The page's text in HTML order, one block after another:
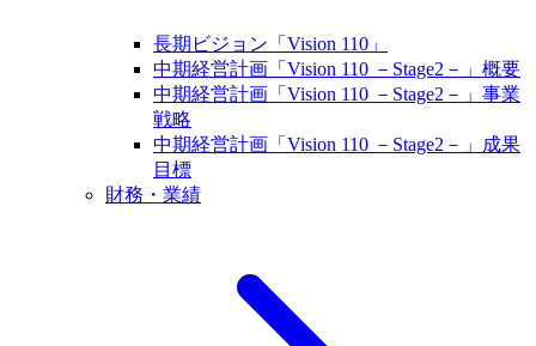
長期ビジョン「Vision 110」
中期経営計画「Vision 110 －Stage2－」概要
中期経営計画「Vision 110 －Stage2－」事業
戦略
中期経営計画「Vision 110 －Stage2－」成果
目標
財務・業績